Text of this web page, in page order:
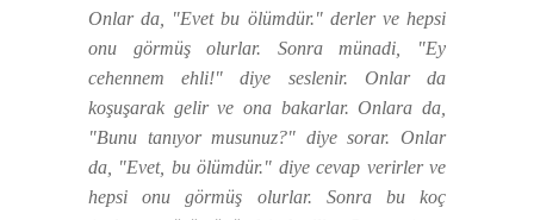
Onlar da, "Evet bu ölümdür." derler ve hepsi
onu görmüş olurlar. Sonra münadi, "Ey
cehennem ehli!" diye seslenir. Onlar da
koşuşarak gelir ve ona bakarlar. Onlara da,
"Bunu tanıyor musunuz?" diye sorar. Onlar
da, "Evet, bu ölümdür." diye cevap verirler ve
hepsi onu görmüş olurlar. Sonra bu koç